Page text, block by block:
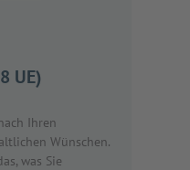
UE)
Ihren
Wünschen.
was Sie